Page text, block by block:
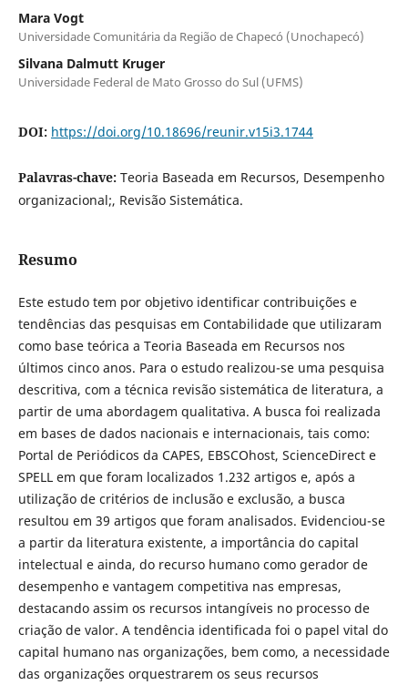
Mara Vogt
Universidade Comunitária da Região de Chapecó (Unochapecó)
Silvana Dalmutt Kruger
Universidade Federal de Mato Grosso do Sul (UFMS)
DOI: https://doi.org/10.18696/reunir.v15i3.1744
Palavras-chave: Teoria Baseada em Recursos, Desempenho
organizacional;, Revisão Sistemática.
Resumo
Este estudo tem por objetivo identificar contribuições e
tendências das pesquisas em Contabilidade que utilizaram
como base teórica a Teoria Baseada em Recursos nos
últimos cinco anos. Para o estudo realizou-se uma pesquisa
descritiva, com a técnica revisão sistemática de literatura, a
partir de uma abordagem qualitativa. A busca foi realizada
em bases de dados nacionais e internacionais, tais como:
Portal de Periódicos da CAPES, EBSCOhost, ScienceDirect e
SPELL em que foram localizados 1.232 artigos e, após a
utilização de critérios de inclusão e exclusão, a busca
resultou em 39 artigos que foram analisados. Evidenciou-se
a partir da literatura existente, a importância do capital
intelectual e ainda, do recurso humano como gerador de
desempenho e vantagem competitiva nas empresas,
destacando assim os recursos intangíveis no processo de
criação de valor. A tendência identificada foi o papel vital do
capital humano nas organizações, bem como, a necessidade
das organizações orquestrarem os seus recursos